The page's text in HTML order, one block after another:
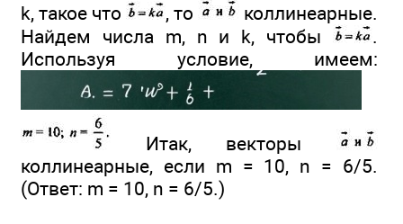
k, такое что
, то
коллинеарные.
Найдем числа m, n и k, чтобы
.
Используя условие, имеем:
Итак, векторы
коллинеарные, если m = 10, n = 6/5.
(Ответ: m = 10, n = 6/5.)